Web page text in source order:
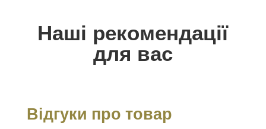
Наші рекомендації
для вас
Відгуки про товар